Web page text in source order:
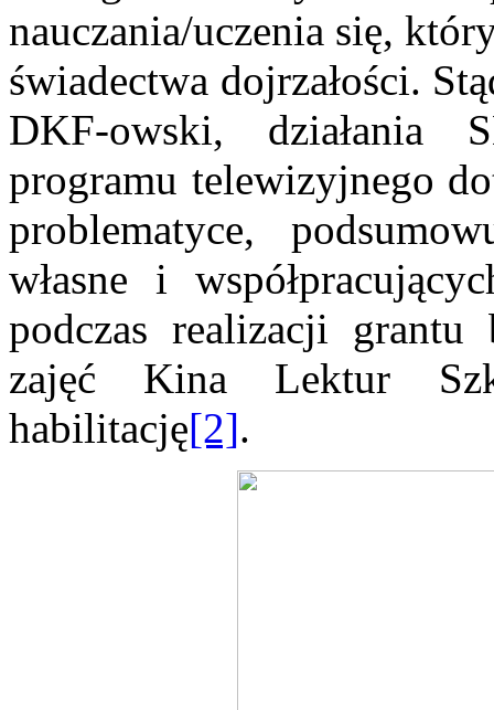
nauczania/uczenia się,
świadectwa dojrzałości.
DKF-owski, działania
programu telewizyjnego
problematyce,
własne i
podczas realizacji grantu
zajęć Kina Lektur
habilitację[2].